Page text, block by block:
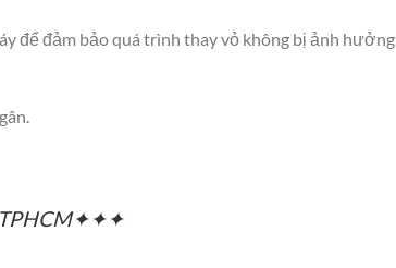
để đảm bảo quá trình thay vỏ không bị ảnh hưởng
TPHCM✦✦✦